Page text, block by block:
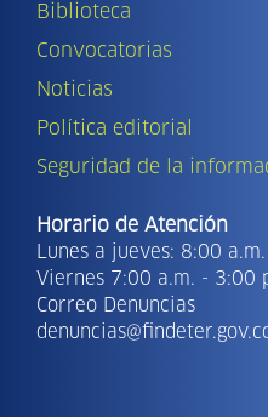
Biblioteca
Convocatorias
Noticias
Política editorial
Seguridad de la
Horario de Atención
Lunes a jueves: 8:00
Viernes 7:00 a.m. - 3:00
Correo Denuncias